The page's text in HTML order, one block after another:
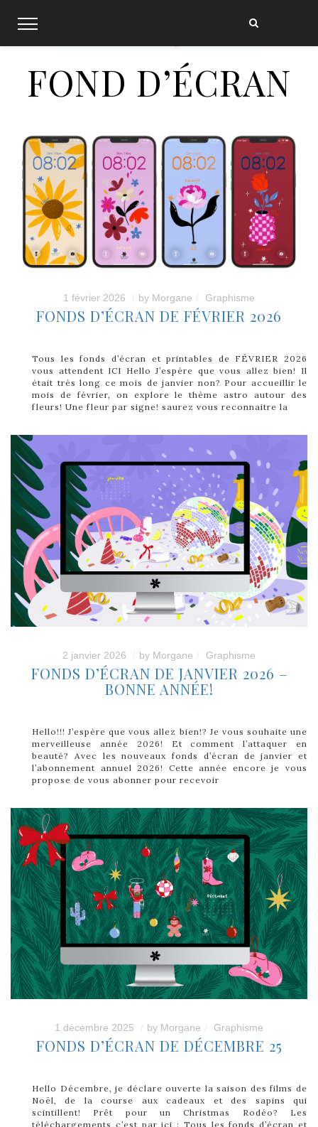
FOND D’ÉCRAN
1 février 2026 by Morgane Graphisme
FONDS D’ÉCRAN DE FÉVRIER 2026
Tous les fonds d’écran et printables de FÉVRIER 2026
vous attendent ICI Hello J’espère que vous allez bien! Il
était très long ce mois de janvier non? Pour accueillir le
mois de février, on explore le thème astro autour des
fleurs! Une fleur par signe! saurez vous reconnaitre la
2 janvier 2026 by Morgane Graphisme
FONDS D’ÉCRAN DE JANVIER 2026 –
BONNE ANNÉE!
Hello!!! J’espère que vous allez bien!? Je vous souhaite une
merveilleuse année 2026! Et comment l’attaquer en
beauté? Avec les nouveaux fonds d’écran de janvier et
l’abonnement annuel 2026! Cette année encore je vous
propose de vous abonner pour recevoir
1 décembre 2025 by Morgane Graphisme
FONDS D’ÉCRAN DE DÉCEMBRE 25
Hello Décembre, je déclare ouverte la saison des films de
Noël, de la course aux cadeaux et des sapins qui
scintillent! Prêt pour un Christmas Rodéo? Les
téléchargements c’est par ici : Tous les fonds d’écran et